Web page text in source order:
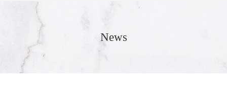
News